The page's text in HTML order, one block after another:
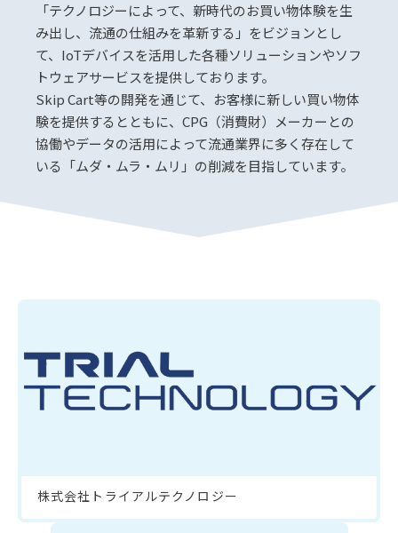
「テクノロジーによって、新時代のお買い物体験を生
み出し、流通の仕組みを革新する」をビジョンとし
て、IoTデバイスを活用した各種ソリューションやソフ
トウェアサービスを提供しております。
Skip Cart等の開発を通じて、お客様に新しい買い物体
験を提供するとともに、CPG（消費財）メーカーとの
協働やデータの活用によって流通業界に多く存在して
いる「ムダ・ムラ・ムリ」の削減を目指しています。
株式会社トライアルテクノロジー